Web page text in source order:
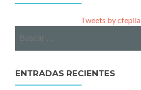
Tweets by cfepila
ENTRADAS RECIENTES